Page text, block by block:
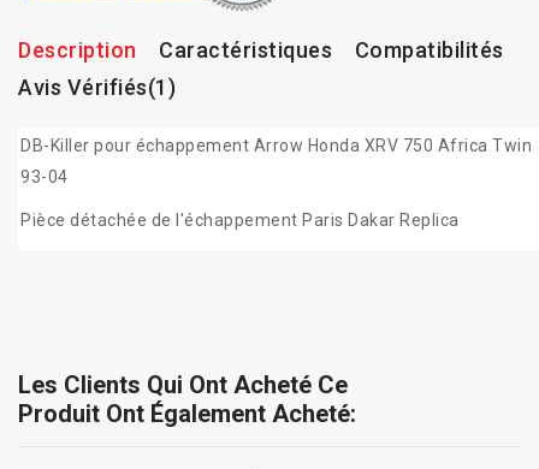
Description Caractéristiques
Compatibilités
Avis Vérifiés(1)
DB-Killer pour échappement Arrow Honda XRV 750 Africa Twin
93-04
Pièce détachée de l'échappement Paris Dakar Replica
Les Clients Qui Ont Acheté Ce
Produit Ont Également Acheté: